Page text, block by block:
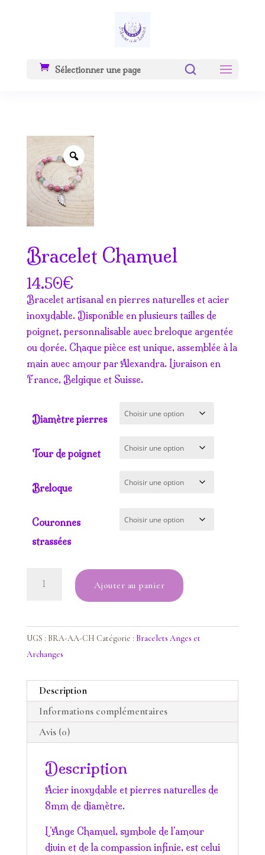
Sélectionner une page
Zoom
Bracelet Chamuel
14.50€
Bracelet artisanal en pierres naturelles et acier
inoxydable. Disponible en plusieurs tailles de
poignet, personnalisable avec breloque argentée
ou dorée. Chaque pièce est unique, assemblée à la
main avec amour par Alexandra. Livraison en
France, Belgique et Suisse.
Diamètre pierres
Tour de poignet
Breloque
Couronnes
strassées
Chamuel
Ajouter au panier
UGS : BRA-AA-CH Catégorie : Bracelets Anges et
Archanges
Description
Informations complémentaires
Avis (0)
Description
Acier inoxydable et pierres naturelles de
8mm de diamètre.
L’Ange Chamuel, symbole de l’amour
divin et de la compassion infinie, est celui